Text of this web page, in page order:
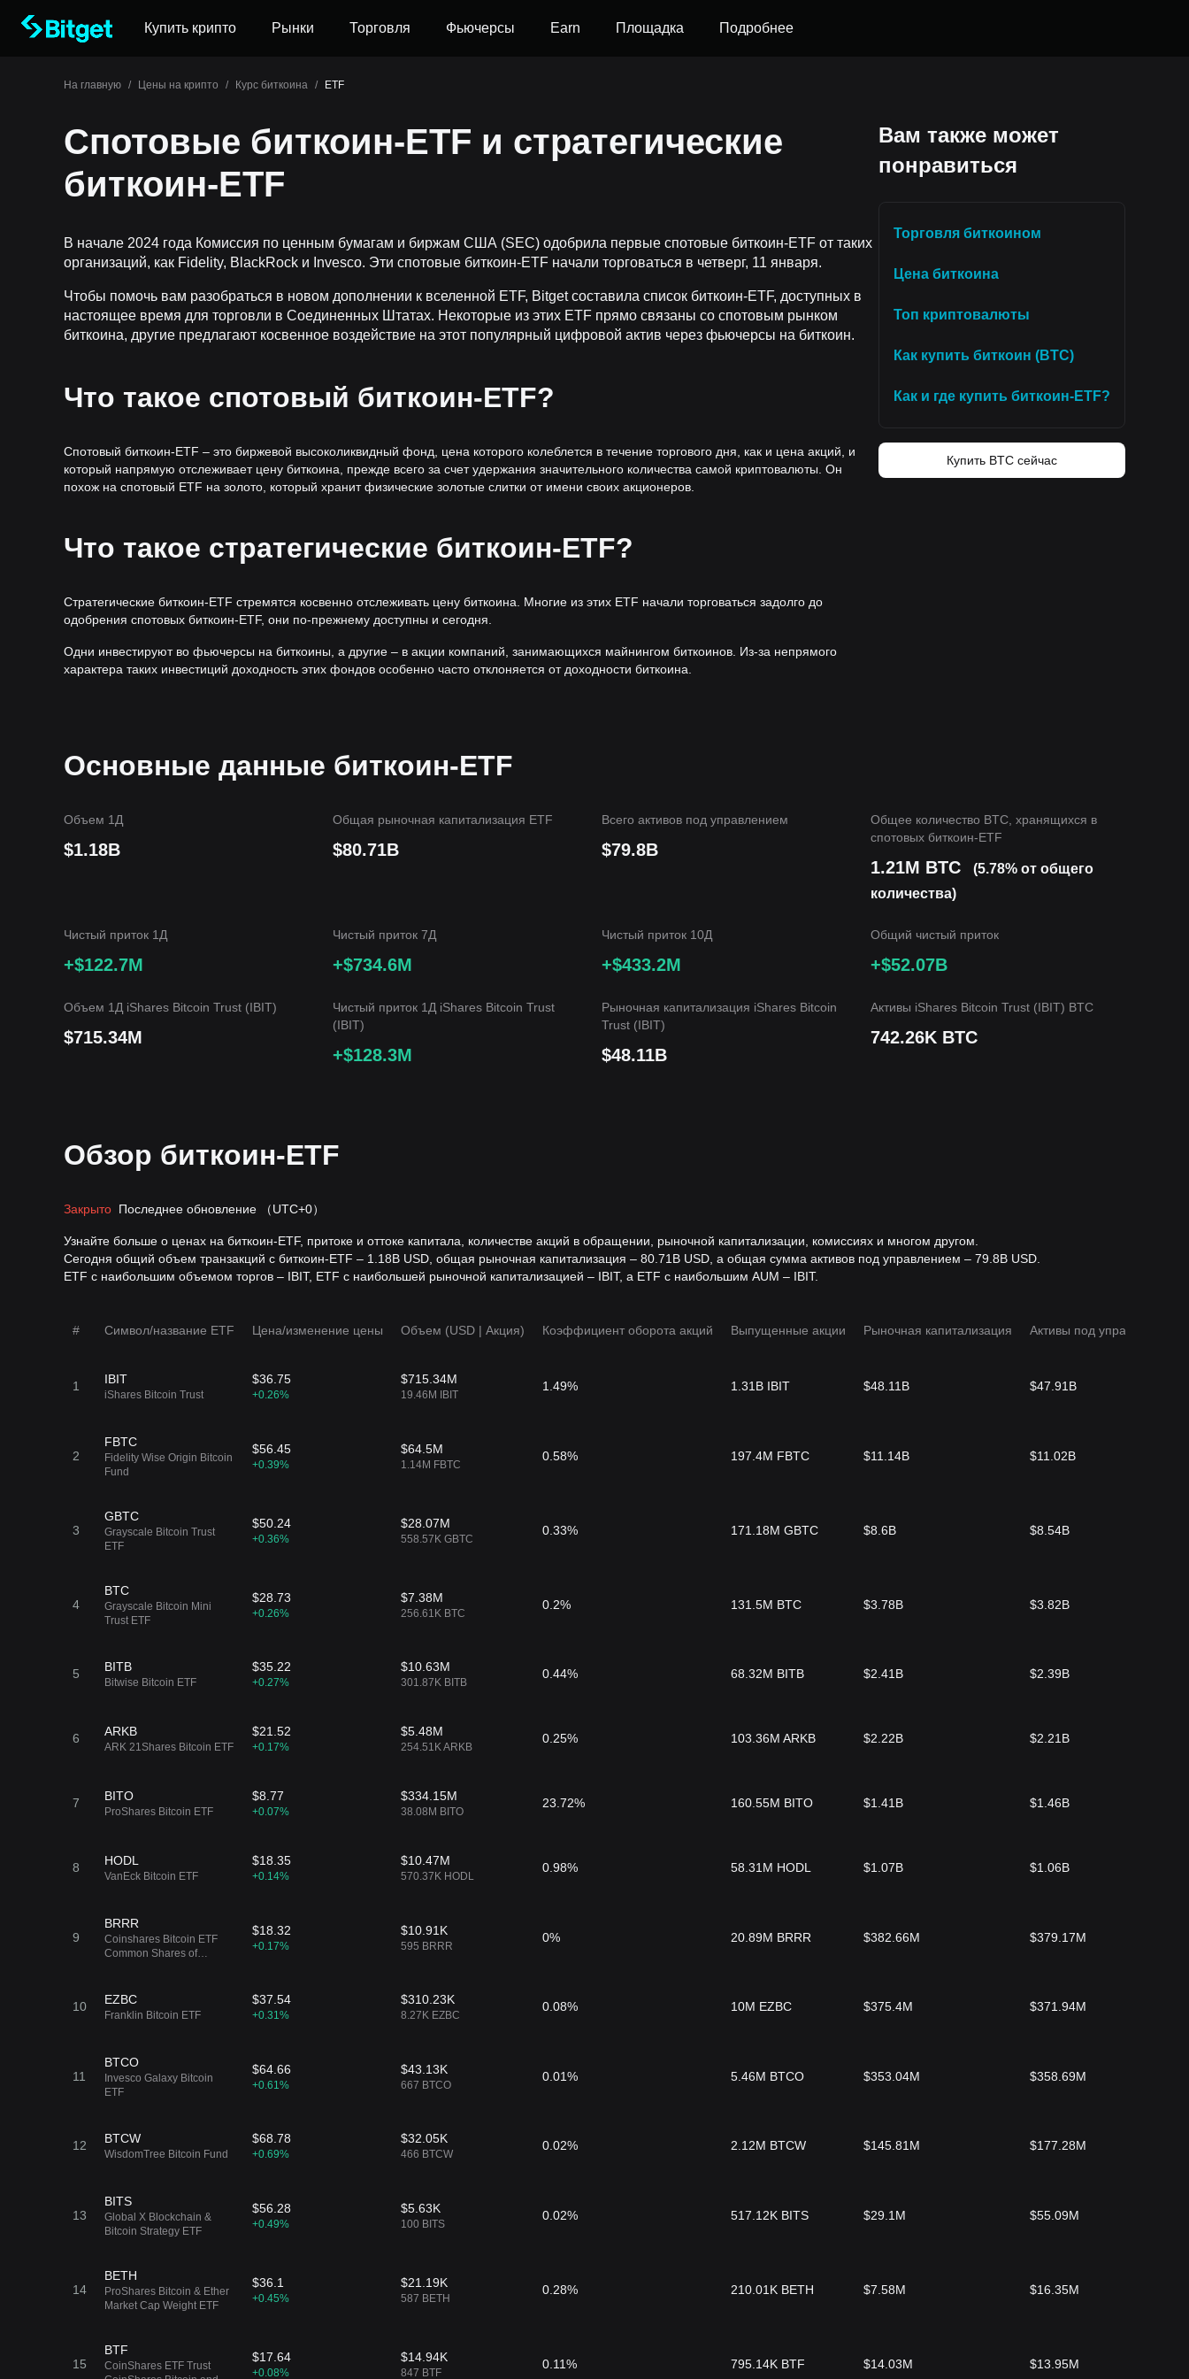
Купить крипто Рынки Торговля Фьючерсы Earn Площадка Подробнее
На главную / Цены на крипто / Курс биткоина / ETF
Спотовые биткоин-ETF и стратегические
биткоин-ETF
В начале 2024 года Комиссия по ценным бумагам и биржам США (SEC) одобрила первые спотовые биткоин-ETF от таких
организаций, как Fidelity, BlackRock и Invesco. Эти спотовые биткоин-ETF начали торговаться в четверг, 11 января.
Чтобы помочь вам разобраться в новом дополнении к вселенной ETF, Bitget составила список биткоин-ETF, доступных в
настоящее время для торговли в Соединенных Штатах. Некоторые из этих ETF прямо связаны со спотовым рынком
биткоина, другие предлагают косвенное воздействие на этот популярный цифровой актив через фьючерсы на биткоин.
Что такое спотовый биткоин-ETF?
Спотовый биткоин-ETF – это биржевой высоколиквидный фонд, цена которого колеблется в течение торгового дня, как и цена акций, и
который напрямую отслеживает цену биткоина, прежде всего за счет удержания значительного количества самой криптовалюты. Он
похож на спотовый ETF на золото, который хранит физические золотые слитки от имени своих акционеров.
Что такое стратегические биткоин-ETF?
Стратегические биткоин-ETF стремятся косвенно отслеживать цену биткоина. Многие из этих ETF начали торговаться задолго до
одобрения спотовых биткоин-ETF, они по-прежнему доступны и сегодня.
Одни инвестируют во фьючерсы на биткоины, а другие – в акции компаний, занимающихся майнингом биткоинов. Из-за непрямого
характера таких инвестиций доходность этих фондов особенно часто отклоняется от доходности биткоина.
Вам также может
понравиться
Торговля биткоином
Цена биткоина
Топ криптовалюты
Как купить биткоин (BTC)
Как и где купить биткоин-ETF?
Купить BTC сейчас
Основные данные биткоин-ETF
Объем 1Д
$1.18B
Общая рыночная капитализация ETF
$80.71B
Всего активов под управлением
$79.8B
Общее количество BTC, хранящихся в
спотовых биткоин-ETF
1.21M BTC
(5.78% от общего
количества)
Чистый приток 1Д
+$122.7M
Чистый приток 7Д
+$734.6M
Чистый приток 10Д
+$433.2M
Общий чистый приток
+$52.07B
Объем 1Д iShares Bitcoin Trust (IBIT)
$715.34M
Чистый приток 1Д iShares Bitcoin Trust
(IBIT)
+$128.3M
Рыночная капитализация iShares Bitcoin
Trust (IBIT)
$48.11B
Активы iShares Bitcoin Trust (IBIT) BTC
742.26K BTC
Обзор биткоин-ETF
Закрыто Последнее обновление （UTC+0）
Узнайте больше о ценах на биткоин-ETF, притоке и оттоке капитала, количестве акций в обращении, рыночной капитализации, комиссиях и многом другом.
Сегодня общий объем транзакций с биткоин-ETF – 1.18B USD, общая рыночная капитализация – 80.71B USD, а общая сумма активов под управлением – 79.8B USD.
ETF с наибольшим объемом торгов – IBIT, ETF с наибольшей рыночной капитализацией – IBIT, а ETF с наибольшим AUM – IBIT.
# Символ/название ETF Цена/изменение цены Объем (USD | Акция) Коэффициент оборота акций Выпущенные акции Рыночная капитализация Активы под управлением
1 IBIT
iShares Bitcoin Trust
$36.75
+0.26%
$715.34M
19.46M IBIT
1.49% 1.31B IBIT $48.11B $47.91B
2
FBTC
Fidelity Wise Origin Bitcoin
Fund
$56.45
+0.39%
$64.5M
1.14M FBTC
0.58% 197.4M FBTC $11.14B $11.02B
3
GBTC
Grayscale Bitcoin Trust
ETF
$50.24
+0.36%
$28.07M
558.57K GBTC
0.33% 171.18M GBTC $8.6B $8.54B
4
BTC
Grayscale Bitcoin Mini
Trust ETF
$28.73
+0.26%
$7.38M
256.61K BTC
0.2% 131.5M BTC $3.78B $3.82B
5 BITB
Bitwise Bitcoin ETF
$35.22
+0.27%
$10.63M
301.87K BITB
0.44% 68.32M BITB $2.41B $2.39B
6 ARKB
ARK 21Shares Bitcoin ETF
$21.52
+0.17%
$5.48M
254.51K ARKB
0.25% 103.36M ARKB $2.22B $2.21B
7 BITO
ProShares Bitcoin ETF
$8.77
+0.07%
$334.15M
38.08M BITO
23.72% 160.55M BITO $1.41B $1.46B
8 HODL
VanEck Bitcoin ETF
$18.35
+0.14%
$10.47M
570.37K HODL
0.98% 58.31M HODL $1.07B $1.06B
9
BRRR
Coinshares Bitcoin ETF
Common Shares of
$18.32
+0.17%
$10.91K
595 BRRR
0% 20.89M BRRR $382.66M $379.17M
10 EZBC
Franklin Bitcoin ETF
$37.54
+0.31%
$310.23K
8.27K EZBC
0.08% 10M EZBC $375.4M $371.94M
11
BTCO
Invesco Galaxy Bitcoin
ETF
$64.66
+0.61%
$43.13K
667 BTCO
0.01% 5.46M BTCO $353.04M $358.69M
12 BTCW
WisdomTree Bitcoin Fund
$68.78
+0.69%
$32.05K
466 BTCW
0.02% 2.12M BTCW $145.81M $177.28M
13
BITS
Global X Blockchain &
Bitcoin Strategy ETF
$56.28
+0.49%
$5.63K
100 BITS
0.02% 517.12K BITS $29.1M $55.09M
14
BETH
ProShares Bitcoin & Ether
Market Cap Weight ETF
$36.1
+0.45%
$21.19K
587 BETH
0.28% 210.01K BETH $7.58M $16.35M
15
BTF
CoinShares ETF Trust
$17.64
+0.08%
$14.94K
847 BTF
0.11% 795.14K BTF $14.03M $13.95M